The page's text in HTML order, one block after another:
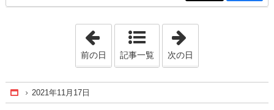
「2021年11月16日」
前の日 記事一覧 次の日
Home
2021年11月17日